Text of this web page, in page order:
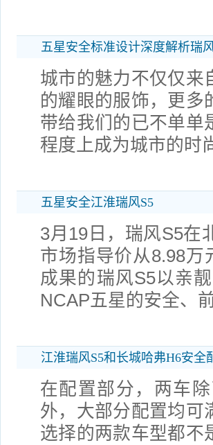
五星安全标准设计深度解析瑞
城市的魅力不仅仅来
的耀眼的服饰，更多
带给我们的已不单单
程度上成为城市的时
五星安全江淮瑞风S5
3月19日，瑞风S5在
市场指导价从8.98万
成果的瑞风S5以亲
NCAP五星的安全、
江淮瑞风S5和长城哈弗H6安全
在配置部分，两车
外，大部分配置均可
选择的两款车型都不